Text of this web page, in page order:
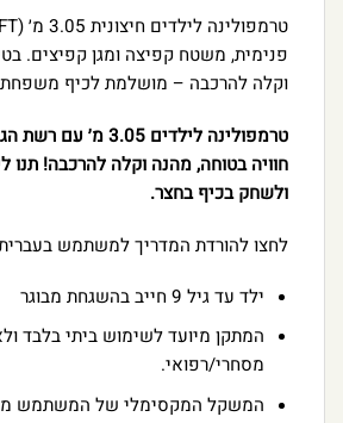
פנימית, משטח קפיצה ומגן קפיצים.
וקלה להרכבה – מושלמת לכיף
טרמפולינה לילדים
חוויה בטוחה, מהנה וקלה להרכבה! תנו
ולשחק בכיף בחצר.
לחצו להורדת המדריך למשתמש
ילד עד גיל 9 חייב בהשגחת מבוגר
המתקן מיועד לשימוש ביתי בלבד
מסחרי/רפואי.
המשקל המקסימלי של המשתמש